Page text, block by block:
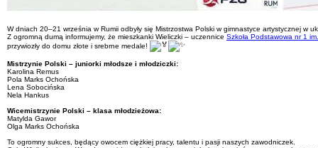
W dniach 20–21 września w Rumii odbyły się Mistrzostwa Polski w gimnastyce artystycznej w
Z ogromną dumą informujemy, że mieszkanki Wieliczki – uczennice Szkoła Podstawowa nr 1
przywiozły do domu złote i srebrne medale!
Mistrzynie Polski – juniorki młodsze i młodziczki:
Karolina Remus
Pola Marks Ochońska
Lena Sobocińska
Nela Hankus
Wicemistrzynie Polski – klasa młodzieżowa:
Matylda Gawor
Olga Marks Ochońska
To ogromny sukces, będący owocem ciężkiej pracy, talentu i pasji naszych zawodniczek.